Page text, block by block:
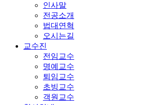
인사말
전공소개
법대연혁
오시는길
교수진
전임교수
명예교수
퇴임교수
초빙교수
객원교수